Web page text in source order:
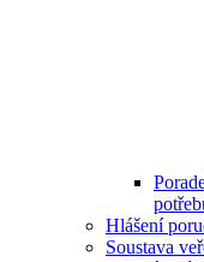
Hlášení
Soustava